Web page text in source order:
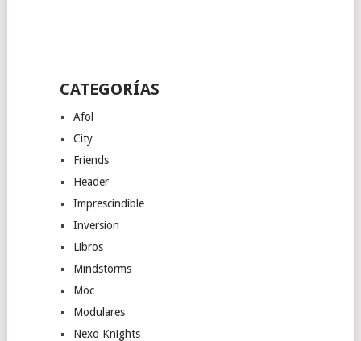
CATEGORÍAS
Afol
City
Friends
Header
Imprescindible
Inversion
Libros
Mindstorms
Moc
Modulares
Nexo Knights